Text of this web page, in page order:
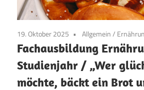
19. Oktober 2025 Allgemein/
Fachausbildung
Studienjahr / „Wer
möchte, bäckt ein Brot